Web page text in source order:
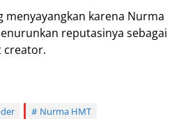
menyayangkan karena Nurma
reputasinya sebagai
creator.
Nurma HMT